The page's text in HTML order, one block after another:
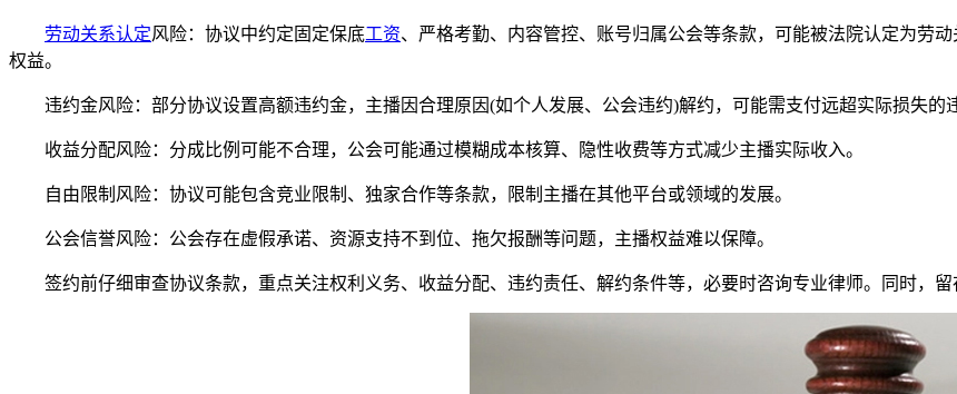
劳动关系认定风险：协议中约定固定保底工资、严格考勤、内容管控、账号归属公会等条款，可能被法院认定为劳
权益。
违约金风险：部分协议设置高额违约金，主播因合理原因(如个人发展、公会违约)解约，可能需支付远超实际损失的
收益分配风险：分成比例可能不合理，公会可能通过模糊成本核算、隐性收费等方式减少主播实际收入。
自由限制风险：协议可能包含竞业限制、独家合作等条款，限制主播在其他平台或领域的发展。
公会信誉风险：公会存在虚假承诺、资源支持不到位、拖欠报酬等问题，主播权益难以保障。
签约前仔细审查协议条款，重点关注权利义务、收益分配、违约责任、解约条件等，必要时咨询专业律师。同时，留